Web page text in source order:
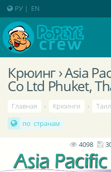
Крюинг › Asia
Co Ltd Phuket,
Главная › Крюинги ›
по странам
4098
РУ | EN